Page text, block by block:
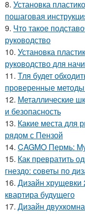
8. Установка
пошаговая
9. Что такое
руководство
10. Установка
руководство для
11. Тля будет
проверенные
12. Металлические
и безопасность
13. Какие места для
рядом с Пензой
14. CAGMO Пермь:
15. Как превратить
гнездо: советы по
16. Дизайн хрущевки
квартира будущего
17. Дизайн